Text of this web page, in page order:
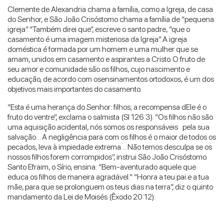
Clemente de Alexandria chama a família, como a Igreja, de casa
do Senhor, e São João Crisóstomo chama a família de “pequena
igreja”. “Também direi que”, escreve o santo padre, “que o
casamento é uma imagem misteriosa da Igreja”. A igreja
doméstica é formada por um homem e uma mulher que se
amam, unidos em casamento e aspirantes a Cristo. O fruto de
seu amor e comunidade são os filhos, cujo nascimento e
educação, de acordo com osensinamentos ortodoxos, é um dos
objetivos mais importantes do casamento.
“Esta é uma herança do Senhor: filhos; a recompensa dEle é o
fruto do ventre”, exclama o salmista (Sl 126:3). “Os filhos não são
uma aquisição acidental, nós somos os responsáveis pela sua
salvação… A negligência para com os filhos é o maior de todos os
pecados, leva à impiedade extrema… Não temos desculpa se os
nossos filhos forem corrompidos”, instrui São João Crisóstomo.
Santo Efraim, o Sírio, ensina: “Bem-aventurado aquele que
educa os filhos de maneira agradável.” “Honra a teu pai e a tua
mãe, para que se prolonguem os teus dias na terra”, diz o quinto
mandamento da Lei de Moisés (Êxodo 20:12).